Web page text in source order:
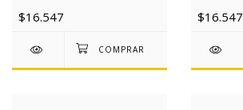
$16.547 $16.547